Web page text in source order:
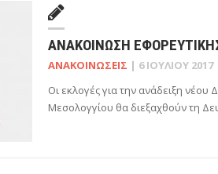
ΑΝΑΚΟΙΝΩΣΗ
ΑΝΑΚΟΙΝΏΣΕΙΣ | 6 ΙΟΥΛΊΟΥ 2017
Οι εκλογές για την ανάδειξη
Μεσολογγίου θα διεξαχθούν τη